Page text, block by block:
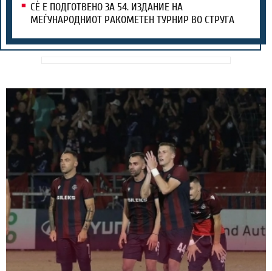
СЀ Е ПОДГОТВЕНО ЗА 54. ИЗДАНИЕ НА
МЕЃУНАРОДНИОТ РАКОМЕТЕН ТУРНИР ВО СТРУГА